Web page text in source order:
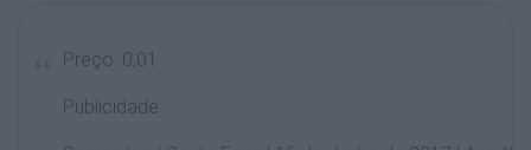
Preço: 0,01
Publicidade